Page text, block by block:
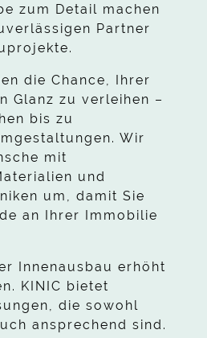
zum Detail machen
Partner
die Chance, Ihrer
Glanz zu verleihen –
bis zu
Wir
mit
und
um, damit Sie
an Ihrer Immobilie
Innenausbau erhöht
KINIC bietet
die sowohl
ansprechend sind.